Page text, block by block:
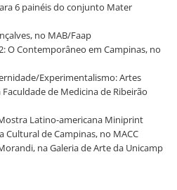
6 painéis do conjunto Mater
no MAB/Faap
O Contemporâneo em Campinas, no
Experimentalismo: Artes
de Medicina de Ribeirão
Latino-americana Miniprint
Cultural de Campinas, no MACC
na Galeria de Arte da Unicamp